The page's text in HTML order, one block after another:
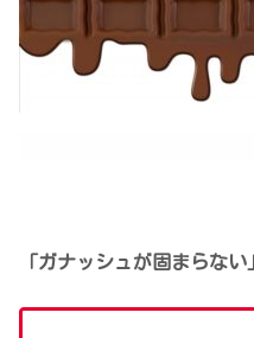
「ガナッシュが固まらない